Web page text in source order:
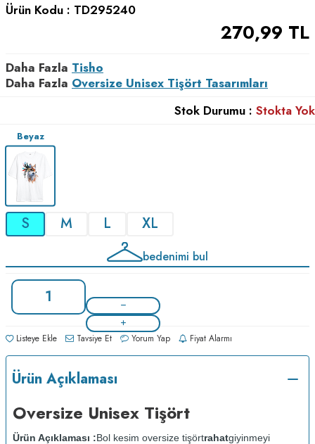
Ürün Kodu : TD295240
270,99 TL
Daha Fazla Tisho
Daha Fazla Oversize Unisex Tişört Tasarımları
Stok Durumu : Stokta Yok
Beyaz
S M L XL
bedenimi bul
Listeye Ekle Tavsiye Et Yorum Yap Fiyat Alarmı
Ürün Açıklaması
Oversize Unisex Tişört
Ürün Açıklaması :Bol kesim oversize tişörtrahatgiyinmeyi